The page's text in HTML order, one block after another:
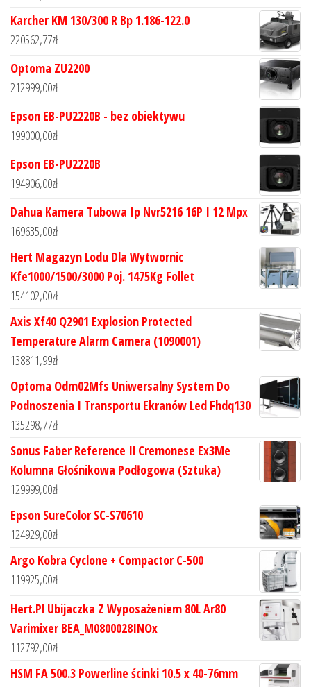
Karcher KM 130/300 R Bp 1.186-122.0
220562,77zł
Optoma ZU2200
212999,00zł
Epson EB-PU2220B - bez obiektywu
199000,00zł
Epson EB-PU2220B
194906,00zł
Dahua Kamera Tubowa Ip Nvr5216 16P I 12 Mpx
169635,00zł
Hert Magazyn Lodu Dla Wytwornic
Kfe1000/1500/3000 Poj. 1475Kg Follet
154102,00zł
Axis Xf40 Q2901 Explosion Protected
Temperature Alarm Camera (1090001)
138811,99zł
Optoma Odm02Mfs Uniwersalny System Do
Podnoszenia I Transportu Ekranów Led Fhdq130
135298,77zł
Sonus Faber Reference Il Cremonese Ex3Me
Kolumna Głośnikowa Podłogowa (Sztuka)
129999,00zł
Epson SureColor SC-S70610
124929,00zł
Argo Kobra Cyclone + Compactor C-500
119925,00zł
Hert.Pl Ubijaczka Z Wyposażeniem 80L Ar80
Varimixer BEA_M0800028INOx
112792,00zł
HSM FA 500.3 Powerline ścinki 10.5 x 40-76mm